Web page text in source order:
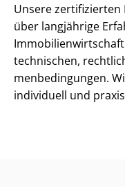
Unsere zertifizierten
über langjährige
technischen,
men­be­din­gun­gen.
individuell und